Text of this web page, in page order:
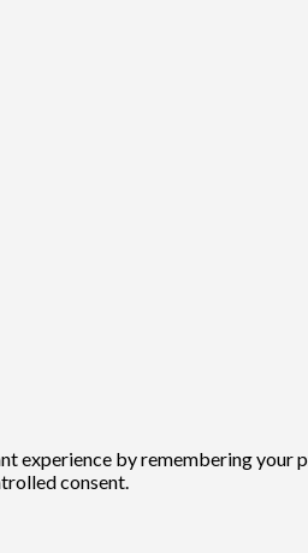
experience by remembering
consent.